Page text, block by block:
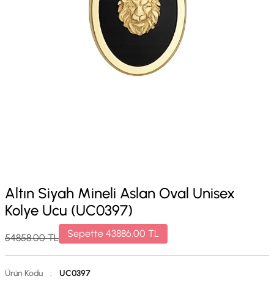
Altın Siyah Mineli Aslan Oval Unisex
Kolye Ucu (UC0397)
54858.00TL Sepette 43886.00 TL
Ürün Kodu :
UC0397